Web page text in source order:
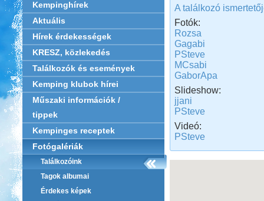
Kempinghírek
Aktuális
Hírek érdekességek
KRESZ, közlekedés
Találkozók és események
Kemping klubok hírei
Műszaki információk /
tippek
Kempinges receptek
Fotógalériák
Találkozóink
Tagok albumai
Érdekes képek
A találkozó
Fotók:
Rozsa
Gagabi
PSteve
MCsabi
GaborApa
Slideshow:
jjani
PSteve
Videó:
PSteve